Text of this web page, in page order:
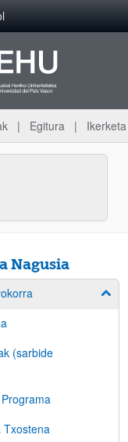
Egitura Ikerketa
Nagusia
(sarbide
Txostena